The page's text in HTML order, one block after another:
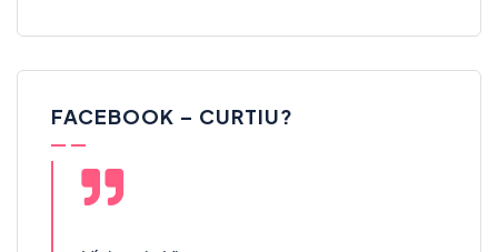
FACEBOOK – CURTIU?